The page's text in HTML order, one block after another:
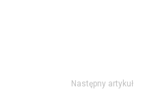
Następny artykuł